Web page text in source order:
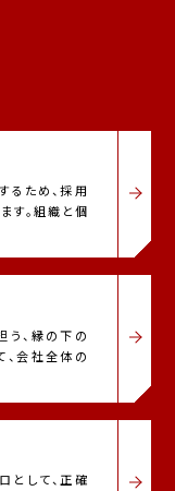
るため、採用
す。組織と個
う、縁の下の
、会社全体の
として、正確